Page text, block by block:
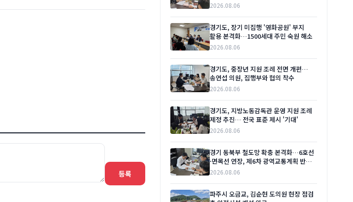
등록
2026.08.06
경기도, 장기 미집행 '영화공원' 부지
활용 본격화…1500세대 주민 숙원 해소
2026.08.06
경기도, 중장년 지원 조례 전면 개편…
송연섭 의원, 집행부와 협의 착수
2026.08.06
경기도, 지방노동감독관 운영 지원 조례
제정 추진… 전국 표준 제시 '기대'
2026.08.06
경기 동북부 철도망 확충 본격화…6호선
·면목선 연장, 제6차 광역교통계획 반영
시급
2026.08.06
파주시 오금교, 김순현 도의원 현장 점검